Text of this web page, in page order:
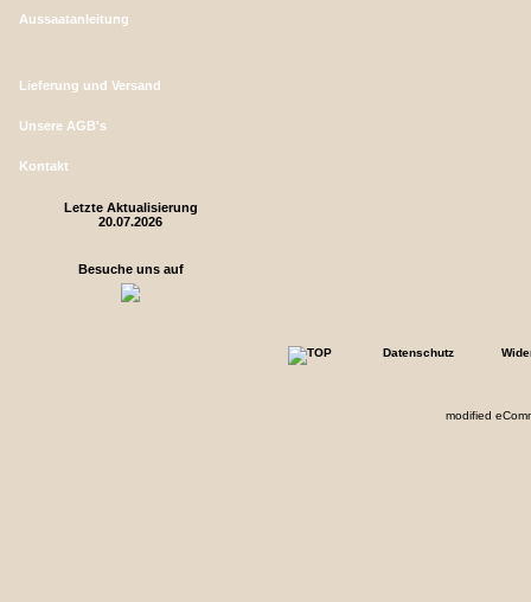
Aussaatanleitung
Lieferung und Versand
Unsere AGB's
Kontakt
Letzte Aktualisierung
20.07.2026
Besuche uns auf
Datenschutz
modified